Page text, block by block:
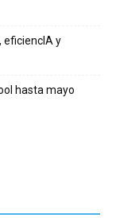
eficiencIA y
hasta mayo